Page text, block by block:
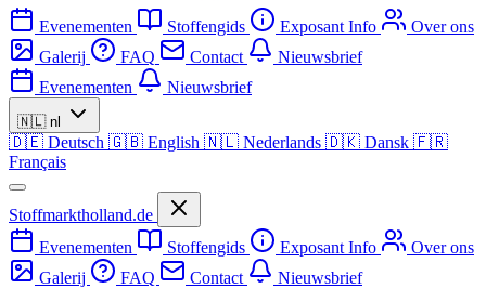
Evenementen Stoffengids Exposant Info
Over ons
Galerij
FAQ Contact
Nieuwsbrief
Evenementen
Nieuwsbrief
🇳🇱 nl
🇩🇪 Deutsch 🇬🇧 English 🇳🇱 Nederlands 🇩🇰 Dansk 🇫🇷
Français
Stoffmarktholland.de
Evenementen
Stoffengids Exposant Info
Over ons
Galerij
FAQ Contact Nieuwsbrief